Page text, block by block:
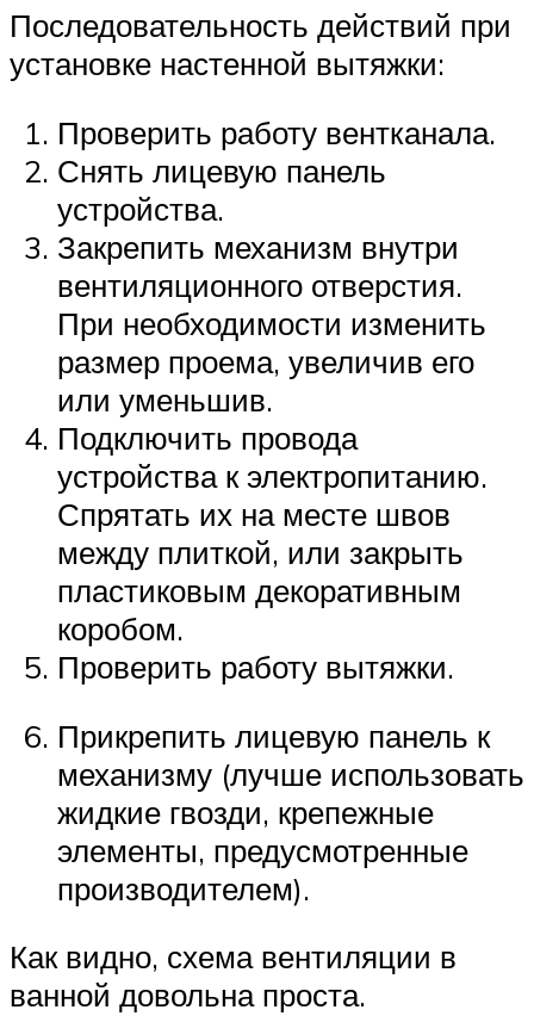
Последовательность действий при
установке настенной вытяжки:
Проверить работу вентканала.
Снять лицевую панель
устройства.
Закрепить механизм внутри
вентиляционного отверстия.
При необходимости изменить
размер проема, увеличив его
или уменьшив.
Подключить провода
устройства к электропитанию.
Спрятать их на месте швов
между плиткой, или закрыть
пластиковым декоративным
коробом.
Проверить работу вытяжки.
Прикрепить лицевую панель к
механизму (лучше использовать
жидкие гвозди, крепежные
элементы, предусмотренные
производителем).
Как видно, схема вентиляции в
ванной довольна проста.